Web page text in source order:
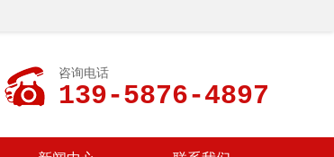
咨询电话
139-5876-4897